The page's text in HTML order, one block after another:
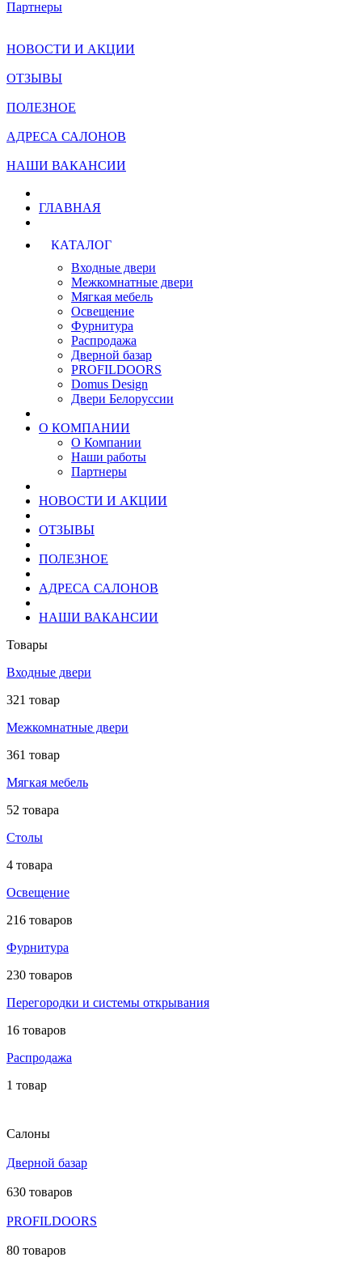
Партнеры
НОВОСТИ И АКЦИИ
ОТЗЫВЫ
ПОЛЕЗНОЕ
АДРЕСА САЛОНОВ
НАШИ ВАКАНСИИ
ГЛАВНАЯ
КАТАЛОГ
Входные двери
Межкомнатные двери
Мягкая мебель
Освещение
Фурнитура
Распродажа
Дверной базар
PROFILDOORS
Domus Design
Двери Белоруссии
О КОМПАНИИ
О Компании
Наши работы
Партнеры
НОВОСТИ И АКЦИИ
ОТЗЫВЫ
ПОЛЕЗНОЕ
АДРЕСА САЛОНОВ
НАШИ ВАКАНСИИ
Товары
Входные двери
321 товар
Межкомнатные двери
361 товар
Мягкая мебель
52 товара
Столы
4 товара
Освещение
216 товаров
Фурнитура
230 товаров
Перегородки и системы открывания
16 товаров
Распродажа
1 товар
Салоны
Дверной базар
630 товаров
PROFILDOORS
80 товаров